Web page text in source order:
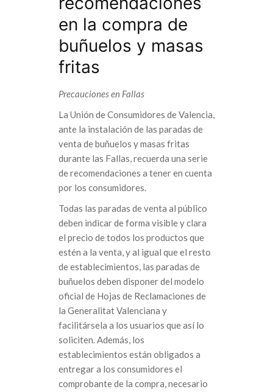
en la compra de
buñuelos y masas
fritas
Precauciones en Fallas
La Unión de Consumidores de Valencia,
ante la instalación de las paradas de
venta de buñuelos y masas fritas
durante las Fallas, recuerda una serie
de recomendaciones a tener en cuenta
por los consumidores.
Todas las paradas de venta al público
deben indicar de forma visible y clara
el precio de todos los productos que
estén a la venta, y al igual que el resto
de establecimientos, las paradas de
buñuelos deben disponer del modelo
oficial de Hojas de Reclamaciones de
la Generalitat Valenciana y
facilitársela a los usuarios que así lo
soliciten. Además, los
establecimientos están obligados a
entregar a los consumidores el
comprobante de la compra, necesario